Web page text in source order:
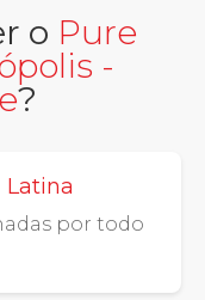
o Pure
-
?
Latina
por todo